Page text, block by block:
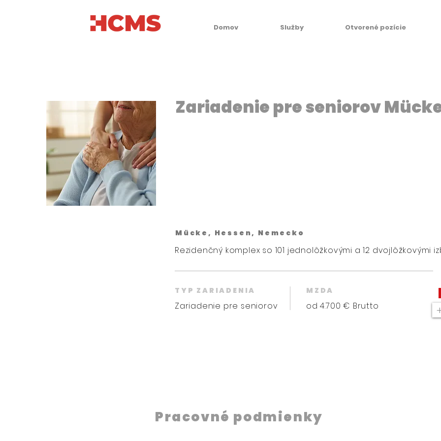
Domov Služby Otvorené pozície
Zariadenie pre seniorov
Mücke, Hessen, Nemecko
Rezidenčný komplex so 101 jednolôžkovými a 12 dvojlôžkovými
TYP ZARIADENIA
Zariadenie pre seniorov
MZDA
od 4.700 € Brutto
Pracovné podmienky